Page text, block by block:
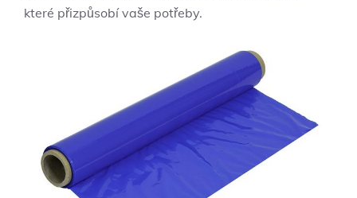
které přizpůsobí vaše potřeby.